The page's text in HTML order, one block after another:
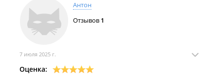
Антон
Отзывов 1
7 июля 2025 г.
Оценка: